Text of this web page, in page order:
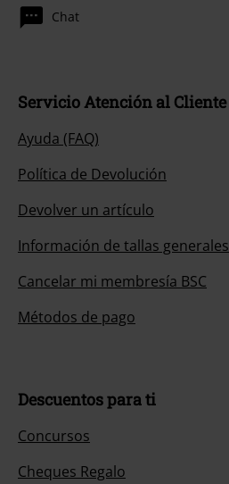
Chat
Servicio Atención al Cliente
Ayuda (FAQ)
Política de Devolución
Devolver un artículo
Información de tallas generales
Cancelar mi membresía BSC
Métodos de pago
Descuentos para ti
Concursos
Cheques Regalo